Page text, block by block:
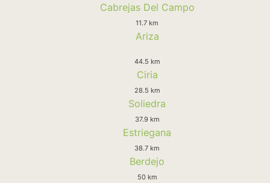
Cabrejas Del Campo
11.7 km
Ariza
44.5 km
Ciria
28.5 km
Soliedra
37.9 km
Estriegana
38.7 km
Berdejo
50 km